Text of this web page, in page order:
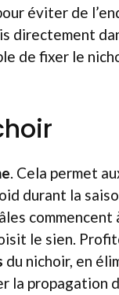
éviter de
directement
de fixer le
. Cela permet
durant la
commencent
le sien.
du nichoir, en
la propagation